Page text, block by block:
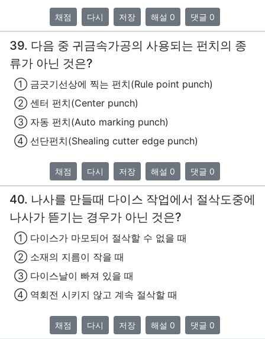
채점 다시 저장 해설 0 댓글 0
39. 다음 중 귀금속가공의 사용되는 펀치의 종
류가 아닌 것은?
① 금긋기선상에 찍는 펀치(Rule point punch)
② 센터 펀치(Center punch)
③ 자동 펀치(Auto marking punch)
④ 선단펀치(Shealing cutter edge punch)
채점 다시 저장 해설 0 댓글 0
40. 나사를 만들때 다이스 작업에서 절삭도중에
나사가 뜯기는 경우가 아닌 것은?
① 다이스가 마모되어 절삭할 수 없을 때
② 소재의 지름이 작을 때
③ 다이스날이 빠져 있을 때
④ 역회전 시키지 않고 계속 절삭할 때
채점 다시 저장 해설 0 댓글 0